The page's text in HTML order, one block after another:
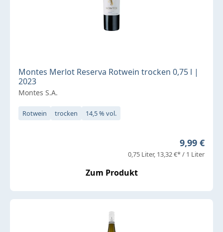
Montes Merlot Reserva Rotwein trocken 0,75 l |
2023
Montes S.A.
Rotwein trocken 14,5 % vol.
Regulärer
9,99 €
0,75 Liter 13,32 €* / 1 Liter
Zum Produkt